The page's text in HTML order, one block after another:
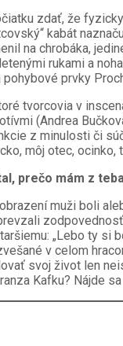
zdať, že
kabát
na chrobáka,
rukami a
pohybové prvky
tvorcovia v
(Andrea
z minulosti či
môj otec,
prečo mám z
muži boli
„Lebo ty si
v celom
svoj život len
Kafku? Nájde